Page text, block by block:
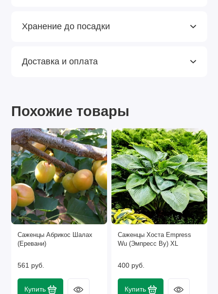
Хранение до посадки
Доставка и оплата
Похожие товары
Саженцы Абрикос Шалах
(Еревани)
561 руб.
Купить
Саженцы Хоста Empress
Wu (Эмпресс Ву) XL
400 руб.
Купить